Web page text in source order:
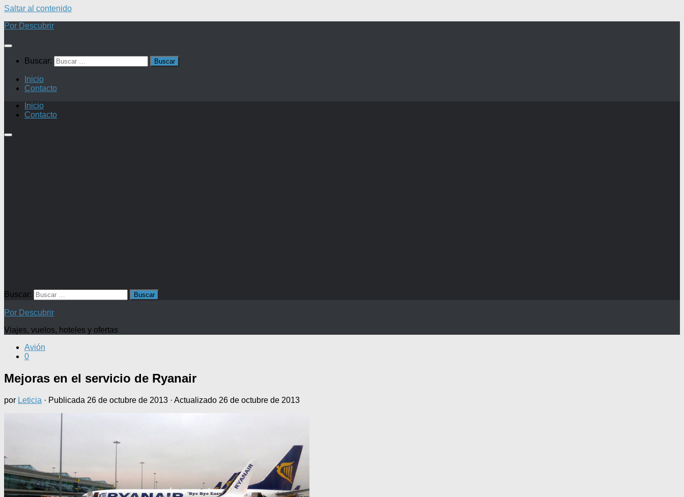
Saltar al contenido
Por Descubrir
Buscar:
Inicio
Contacto
Inicio
Contacto
Buscar:
Por Descubrir
Viajes, vuelos, hoteles y ofertas
Avión
0
Mejoras en el servicio de Ryanair
por Leticia · Publicada 26 de octubre de 2013 · Actualizado 26 de octubre de 2013